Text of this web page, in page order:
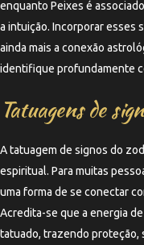
enquanto Peixes é
a intuição. Incorporar esses
ainda mais a conexão
identifique profundamente
Tatuagens de
A tatuagem de signos do
espiritual. Para muitas
uma forma de se conectar
Acredita-se que a energia
tatuado, trazendo proteção,